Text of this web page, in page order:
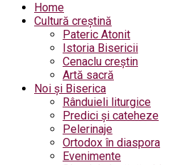
Home
Cultură creștină
Pateric Atonit
Istoria Bisericii
Cenaclu creștin
Artă sacră
Noi și Biserica
Rânduieli liturgice
Predici și cateheze
Pelerinaje
Ortodox în diaspora
Evenimente